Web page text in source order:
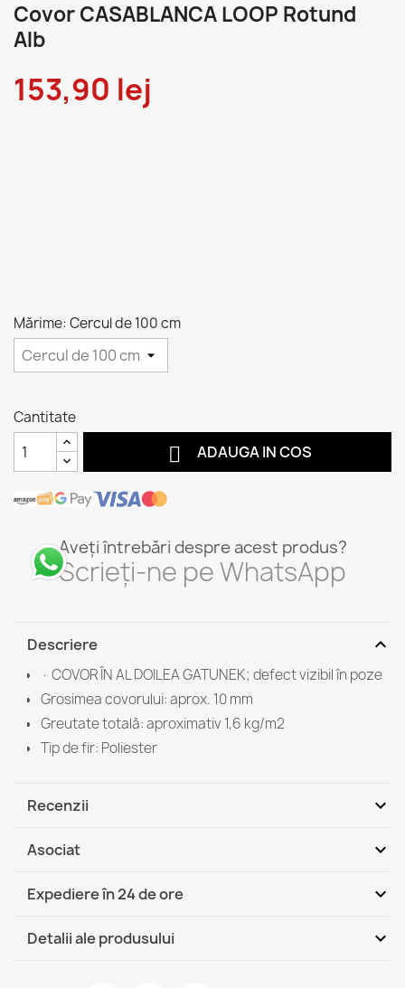
Covor CASABLANCA LOOP Rotund
Alb
153,90 lej
Mărime: Cercul de 100 cm
Cantitate
 ADAUGA IN COS
Aveți întrebări despre acest produs?
Scrieți-ne pe WhatsApp
Descriere expand_more
· COVOR ÎN AL DOILEA GATUNEK; defect vizibil în poze
Grosimea covorului: aprox. 10 mm
Greutate totală: aproximativ 1,6 kg/m2
Tip de fir: Poliester
Recenzii expand_more
Asociat expand_more
Expediere în 24 de ore expand_more
DHL / GLS România - Ramburs (COD)
Detalii ale produsului expand_more